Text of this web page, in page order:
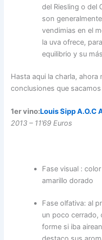
del Riesling o del
son
vendimias en el
la uva ofrece,
equilibrio y su
Hasta aqui la charla,
conclusiones que
1er vino:Louis Sipp A.O.C
2013 – 11’69 Euros
Fase visual : color
amarillo dorado
Fase olfativa: al
un poco cerrado,
forme si iba